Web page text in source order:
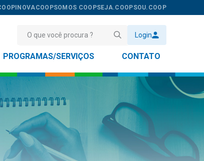
INOVACOOPSOMOS COOPSEJA.COOPSOU.COOP
Login
PROGRAMAS/SERVIÇOS CONTATO